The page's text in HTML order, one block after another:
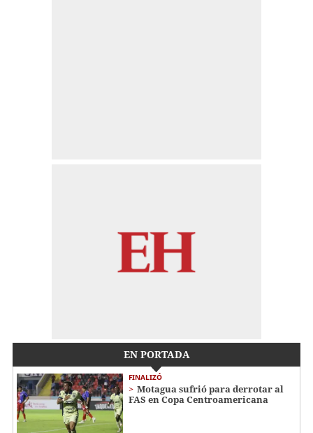
EN PORTADA
FINALIZÓ
Motagua sufrió para derrotar al
FAS en Copa Centroamericana